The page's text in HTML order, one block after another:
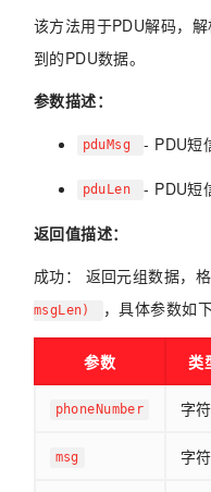
该方法用于PDU解码，解
到的PDU数据。
参数描述：
pduMsg - PDU短
pduLen - PDU短
返回值描述：
成功： 返回元组数据，
msgLen) ，具体参数如
参数 类
phoneNumber 字
msg 字